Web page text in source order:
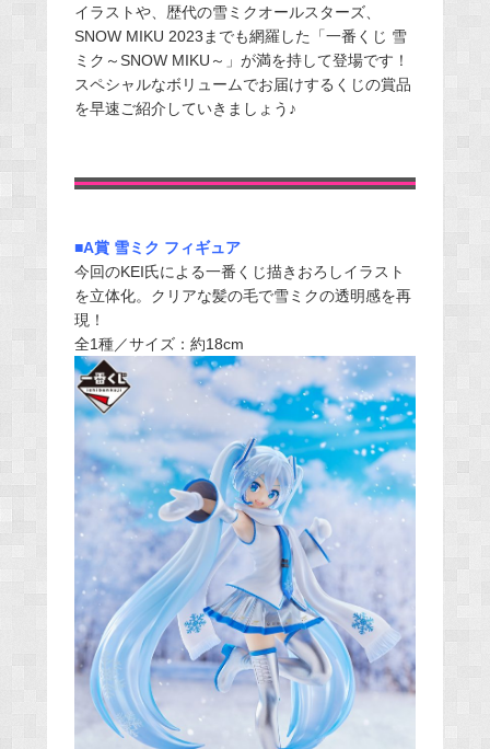
イラストや、歴代の雪ミクオールスターズ、
SNOW MIKU 2023までも網羅した「一番くじ 雪
ミク～SNOW MIKU～」が満を持して登場です！
スペシャルなボリュームでお届けするくじの賞品
を早速ご紹介していきましょう♪
■A賞 雪ミク フィギュア
今回のKEI氏による一番くじ描きおろしイラスト
を立体化。クリアな髪の毛で雪ミクの透明感を再
現！
全1種／サイズ：約18cm